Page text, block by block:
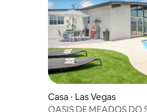
Casa ⋅ Las Vegas
OASIS DE MEADOS DO